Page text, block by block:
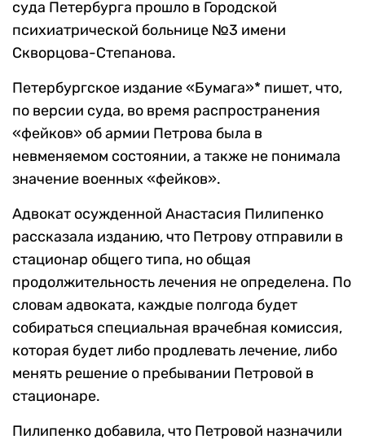
суда Петербурга прошло в Городской
психиатрической больнице №3 имени
Скворцова-Степанова.
Петербургское издание «Бумага»* пишет, что,
по версии суда, во время распространения
«фейков» об армии Петрова была в
невменяемом состоянии, а также не понимала
значение военных «фейков».
Адвокат осужденной Анастасия Пилипенко
рассказала изданию, что Петрову отправили в
стационар общего типа, но общая
продолжительность лечения не определена. По
словам адвоката, каждые полгода будет
собираться специальная врачебная комиссия,
которая будет либо продлевать лечение, либо
менять решение о пребывании Петровой в
стационаре.
Пилипенко добавила, что Петровой назначили